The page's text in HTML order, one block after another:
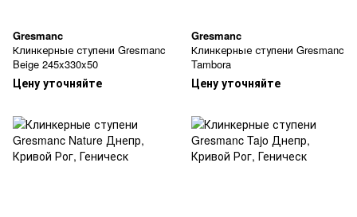
Gresmanc
Клинкерные ступени Gresmanc
Beige 245x330x50
Цену уточняйте
Gresmanc
Клинкерные ступени Gresmanc
Tambora
Цену уточняйте